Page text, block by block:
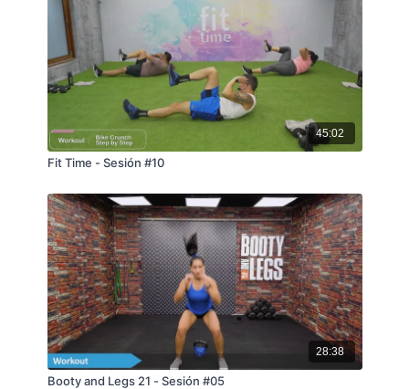
45:02
Fit Time - Sesión #10
28:38
Booty and Legs 21 - Sesión #05